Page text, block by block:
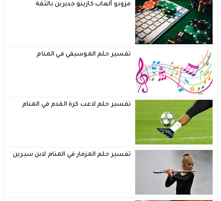
مزودو ألعاب كازينو جديرين بالثقة
تفسير حلم الموسيقي في المنام
تفسير حلم لاعب كرة القدم في المنام
تفسير حلم المزمار في المنام لابن سيرين